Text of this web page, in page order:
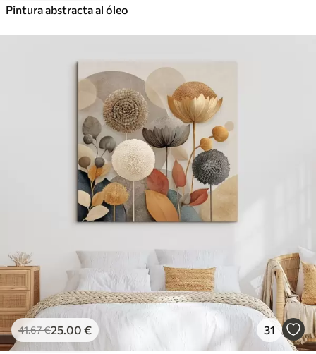
Pintura abstracta al óleo
41.67€25.00 € 31